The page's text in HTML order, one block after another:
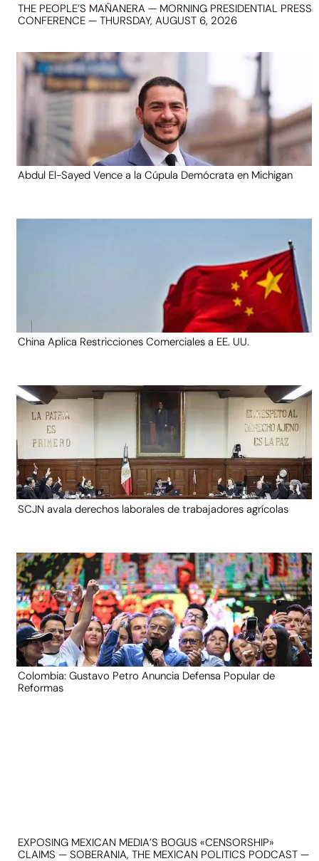
THE PEOPLE’S MAÑANERA — MORNING PRESIDENTIAL PRESS
CONFERENCE — THURSDAY, AUGUST 6, 2026
Abdul El-Sayed Vence a la Cúpula Demócrata en Michigan
China Aplica Restricciones Comerciales a EE. UU.
SCJN avala derechos laborales de trabajadores agrícolas
Colombia: Gustavo Petro Anuncia Defensa Popular de
Reformas
EXPOSING MEXICAN MEDIA’S BOGUS «CENSORSHIP»
CLAIMS — SOBERANIA, THE MEXICAN POLITICS PODCAST —